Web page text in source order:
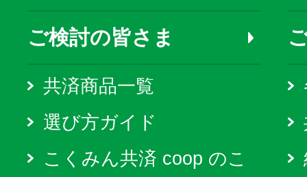
ご検討の皆さま
共済商品一覧
選び方ガイド
こくみん共済 coop のこ